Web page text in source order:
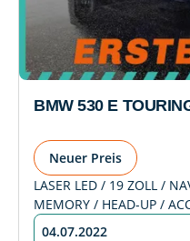
BMW 530 E
Neuer Preis
LASER LED / 19 ZOLL /
MEMORY / HEAD-UP /
04.07.2022